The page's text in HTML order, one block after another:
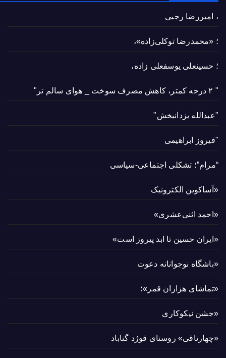
، امیررضا رجبی
؛ «محمدرضا توکلی‌زاده»،
؛ حسینعلی یوسفعلی زاده،
" ۲ درجه کمتر، کاهش مصرف سوخت _ هوای سالم تر"
"عبدالله یزدانبخش"
"فیروز ابراهیمی
“مرام”؛ تشکلی اجتماعی-سیاسی
«آساکوین الکترونیک
«احمد اثنی‌عشری»
«ایران حسین تا ابد پیروز است»
«باشگاه نوجوانانه دعوت
«تماشای هزاران قمر»؛
«جشن نیکوکاری
«چهارتاقی» روستای قوژد گناباد